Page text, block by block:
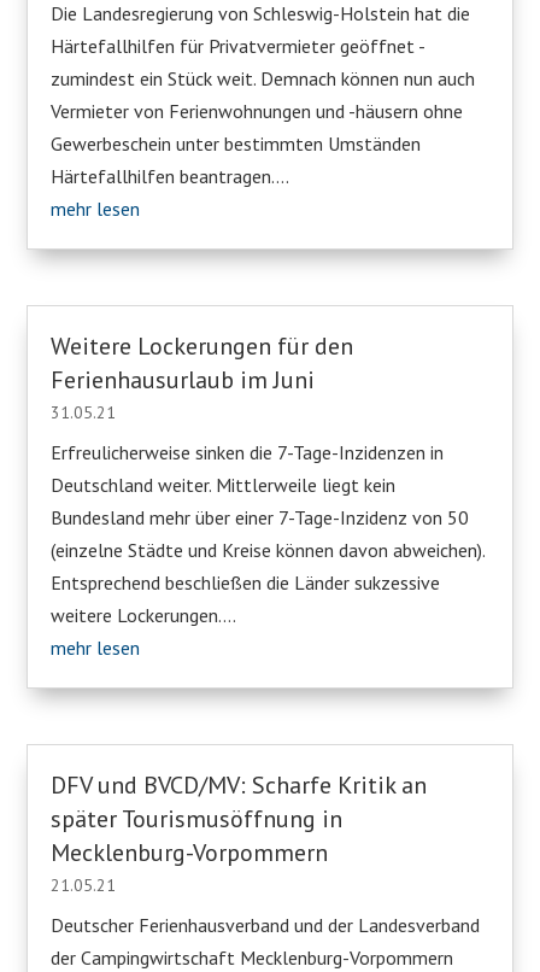
Die Landesregierung von Schleswig-Holstein hat die
Härtefallhilfen für Privatvermieter geöffnet -
zumindest ein Stück weit. Demnach können nun auch
Vermieter von Ferienwohnungen und -häusern ohne
Gewerbeschein unter bestimmten Umständen
Härtefallhilfen beantragen....
mehr lesen
Weitere Lockerungen für den
Ferienhausurlaub im Juni
31.05.21
Erfreulicherweise sinken die 7-Tage-Inzidenzen in
Deutschland weiter. Mittlerweile liegt kein
Bundesland mehr über einer 7-Tage-Inzidenz von 50
(einzelne Städte und Kreise können davon abweichen).
Entsprechend beschließen die Länder sukzessive
weitere Lockerungen....
mehr lesen
DFV und BVCD/MV: Scharfe Kritik an
später Tourismusöffnung in
Mecklenburg-Vorpommern
21.05.21
Deutscher Ferienhausverband und der Landesverband
der Campingwirtschaft Mecklenburg-Vorpommern